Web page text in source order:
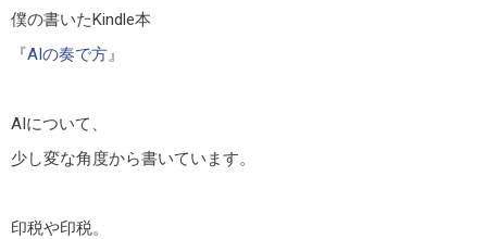
僕の書いたKindle本
『AIの奏で方』
AIについて、
少し変な角度から書いています。
印税や印税。